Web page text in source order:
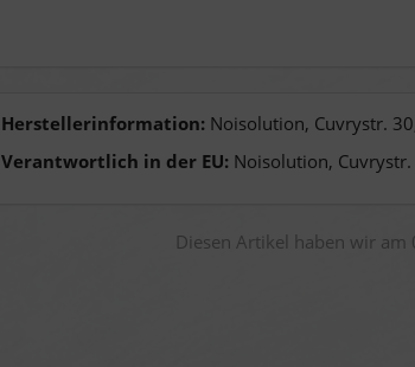
Herstellerinformation:Noisolution, Cuvrystr.
Verantwortlich in der EU:Noisolution, Cuvrystr.
Diesen Artikel haben wir am